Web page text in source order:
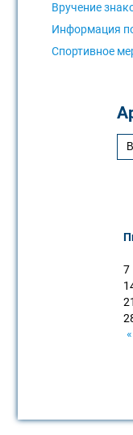
Вручение
Информация
Спортивное
7
21